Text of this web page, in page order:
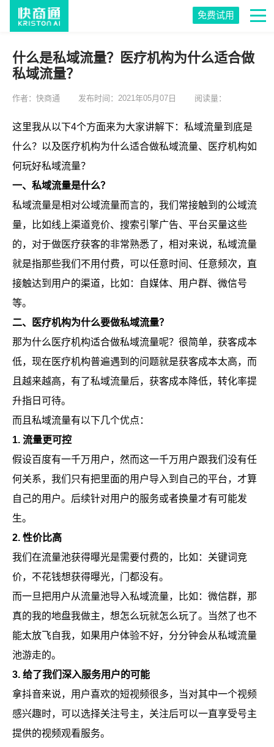
免费试用
什么是私域流量？医疗机构为什么适合做
私域流量？
作者：快商通 发布时间：2021年05月07日 阅读量：
这里我从以下4个方面来为大家讲解下：私域流量到底是
什么？以及医疗机构为什么适合做私域流量、医疗机构如
何玩好私域流量？
一、私域流量是什么？
私域流量是相对公域流量而言的，我们常接触到的公域流
量，比如线上渠道竞价、搜索引擎广告、平台买量这些
的，对于做医疗获客的非常熟悉了，相对来说，私域流量
就是指那些我们不用付费，可以任意时间、任意频次，直
接触达到用户的渠道，比如：自媒体、用户群、微信号
等。
二、医疗机构为什么要做私域流量？
那为什么医疗机构适合做私域流量呢？很简单，获客成本
低，现在医疗机构普遍遇到的问题就是获客成本太高，而
且越来越高，有了私域流量后，获客成本降低，转化率提
升指日可待。
而且私域流量有以下几个优点：
1. 流量更可控
假设百度有一千万用户，然而这一千万用户跟我们没有任
何关系，我们只有把里面的用户导入到自己的平台，才算
自己的用户。后续针对用户的服务或者换量才有可能发
生。
2. 性价比高
我们在流量池获得曝光是需要付费的，比如：关键词竞
价，不花钱想获得曝光，门都没有。
而一旦把用户从流量池导入私域流量，比如：微信群，那
真的我的地盘我做主，想怎么玩就怎么玩了。当然了也不
能太放飞自我，如果用户体验不好，分分钟会从私域流量
池游走的。
3. 给了我们深入服务用户的可能
拿抖音来说，用户喜欢的短视频很多，当对其中一个视频
感兴趣时，可以选择关注号主，关注后可以一直享受号主
提供的视频观看服务。